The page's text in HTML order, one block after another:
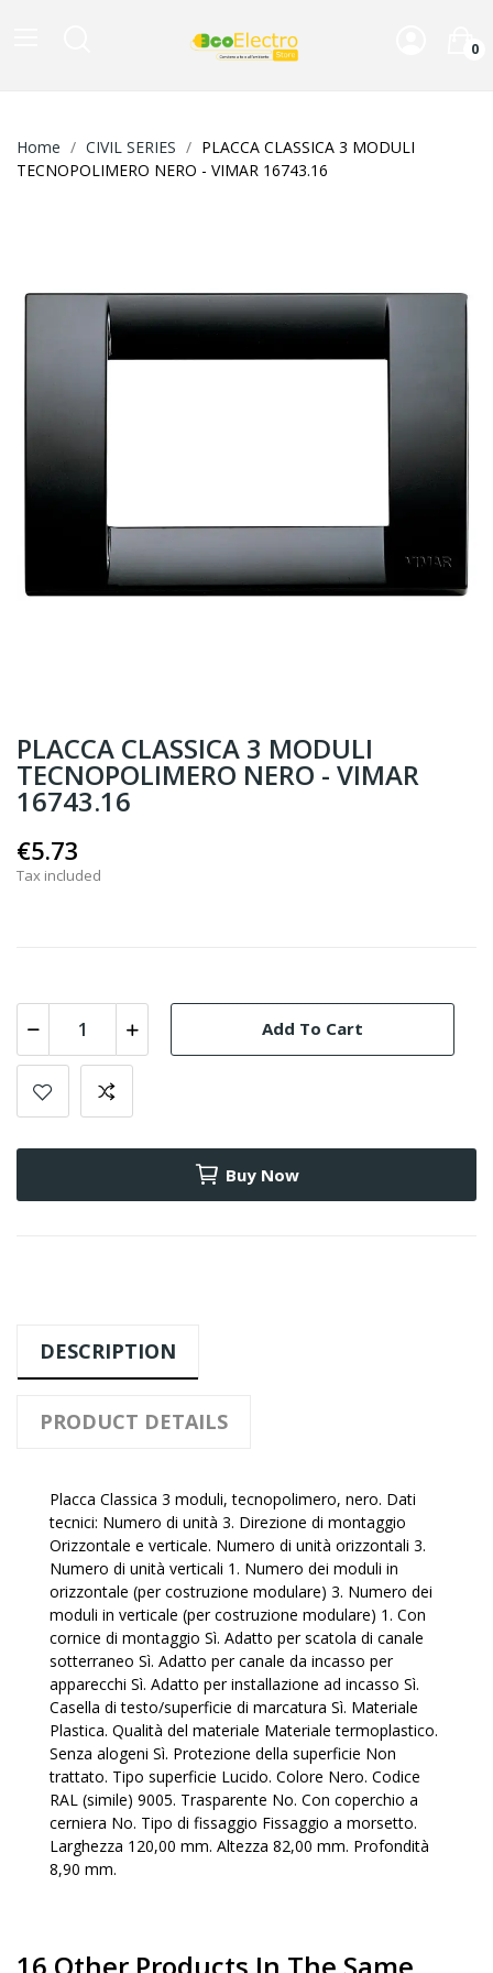
0
Home CIVIL SERIES
PLACCA CLASSICA 3 MODULI
TECNOPOLIMERO NERO - VIMAR 16743.16
PLACCA CLASSICA 3 MODULI
TECNOPOLIMERO NERO - VIMAR
16743.16
€5.73
Tax included
Add To Cart
Buy Now
DESCRIPTION
PRODUCT DETAILS
Placca Classica 3 moduli, tecnopolimero, nero. Dati
tecnici: Numero di unità 3. Direzione di montaggio
Orizzontale e verticale. Numero di unità orizzontali 3.
Numero di unità verticali 1. Numero dei moduli in
orizzontale (per costruzione modulare) 3. Numero dei
moduli in verticale (per costruzione modulare) 1. Con
cornice di montaggio Sì. Adatto per scatola di canale
sotterraneo Sì. Adatto per canale da incasso per
apparecchi Sì. Adatto per installazione ad incasso Sì.
Casella di testo/superficie di marcatura Sì. Materiale
Plastica. Qualità del materiale Materiale termoplastico.
Senza alogeni Sì. Protezione della superficie Non
trattato. Tipo superficie Lucido. Colore Nero. Codice
RAL (simile) 9005. Trasparente No. Con coperchio a
cerniera No. Tipo di fissaggio Fissaggio a morsetto.
Larghezza 120,00 mm. Altezza 82,00 mm. Profondità
8,90 mm.
16 Other Products In The Same